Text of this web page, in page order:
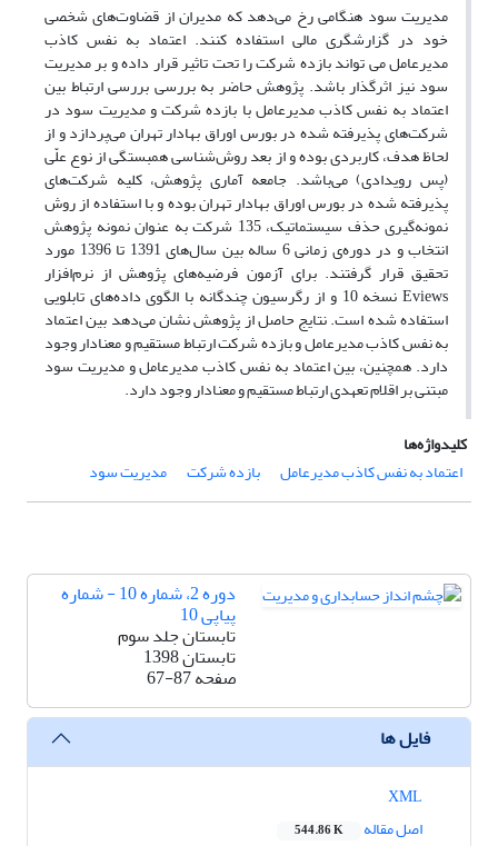
مدیریت سود هنگامی رخ می‌دهد که مدیران از قضاوت‌های شخصی
خود در گزارشگری مالی استفاده کنند. اعتماد به نفس کاذب
مدیرعامل می تواند بازده شرکت را تحت تاثیر قرار داده و بر مدیریت
سود نیز اثرگذار باشد. پژوهش حاضر به بررسی بررسی ارتباط بین
اعتماد به نفس کاذب مدیرعامل با بازده شرکت و مدیریت سود در
شرکت‌های پذیرفته شده در بورس اوراق بهادار تهران می‌پردازد و از
لحاظ هدف، کاربردی بوده و از بعد روش‌شناسی همبستگی از نوع علّی
(پس رویدادی) می‌باشد. جامعه آماری پژوهش، کلیه شرکت‌های
پذیرفته شده در بورس اوراق بهادار تهران بوده و با استفاده از روش
نمونه‌گیری حذف سیستماتیک، 135 شرکت به عنوان نمونه پژوهش
انتخاب و در دوره‌ی زمانی 6 ساله بین سال‌های 1391 تا 1396 مورد
تحقیق قرار گرفتند. برای آزمون فرضیه‌های پژوهش از نرم‌افزار
Eviews نسخه 10 و از رگرسیون چندگانه با الگوی داده‌های تابلویی
استفاده شده است. نتایج حاصل از پژوهش نشان می‌دهد بین اعتماد
به نفس کاذب مدیرعامل و بازده شرکت ارتباط مستقیم و معنادار وجود
دارد. همچنین، بین اعتماد به نفس کاذب مدیرعامل و مدیریت سود
مبتنی بر اقلام تعهدی ارتباط مستقیم و معنادار وجود دارد.
کلیدواژه‌ها
اعتماد به نفس کاذب مدیرعامل
بازده شرکت مدیریت سود
دوره 2، شماره 10 - شماره
پیاپی 10
تابستان جلد سوم
تابستان 1398
صفحه67-87
فایل ها
اصل مقاله
544.86 K